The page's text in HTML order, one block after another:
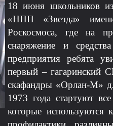
18 июня школьников
«НПП «Звезда»
Роскосмоса, где на
снаряжение и
предприятия ребята
первый – гагаринский
скафандры «Орлан-М»
1973 года стартуют
которые используются